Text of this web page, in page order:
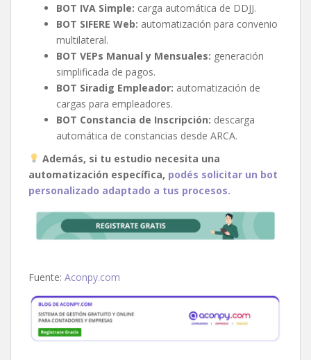
BOT IVA Simple: carga automática de DDJJ.
BOT SIFERE Web: automatización para convenio
multilateral.
BOT VEPs Manual y Mensuales: generación
simplificada de pagos.
BOT Siradig Empleador: automatización de
cargas para empleadores.
BOT Constancia de Inscripción: descarga
automática de constancias desde ARCA.
Además, si tu estudio necesita una
automatización específica, podés solicitar un bot
personalizado adaptado a tus procesos.
Fuente: Aconpy.com